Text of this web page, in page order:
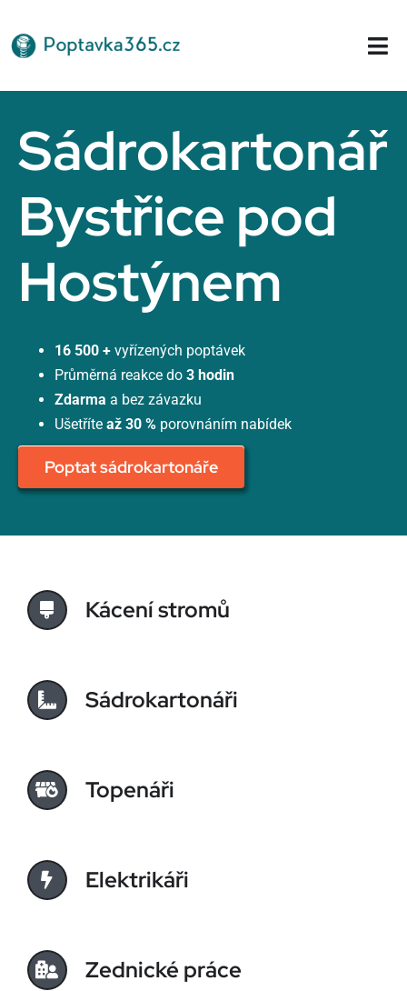
na
obsah
Sádrokartonář
Bystřice pod
Hostýnem
16 500 + vyřízených poptávek
Průměrná reakce do 3 hodin
Zdarma a bez závazku
Ušetříte až 30 %porovnáním nabídek
Poptat sádrokartonáře
Kácení stromů
Sádrokartonáři
Topenáři
Elektrikáři
Zednické práce